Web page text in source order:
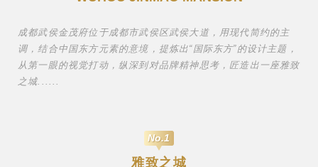
成都武侯金茂府